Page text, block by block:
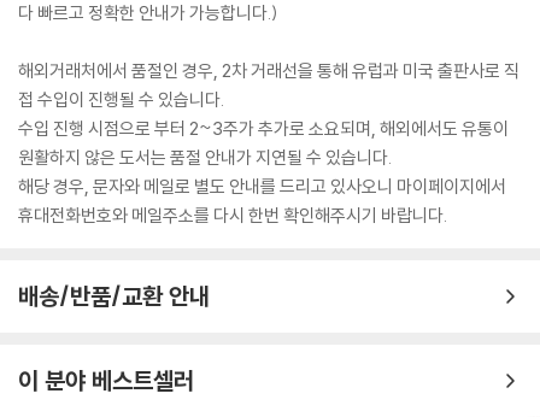
다 빠르고 정확한 안내가 가능합니다.)
해외거래처에서 품절인 경우, 2차 거래선을 통해 유럽과 미국 출판사로 직
접 수입이 진행될 수 있습니다.
수입 진행 시점으로 부터 2~3주가 추가로 소요되며, 해외에서도 유통이
원활하지 않은 도서는 품절 안내가 지연될 수 있습니다.
해당 경우, 문자와 메일로 별도 안내를 드리고 있사오니 마이페이지에서
휴대전화번호와 메일주소를 다시 한번 확인해주시기 바랍니다.
배송/반품/교환 안내
이 분야 베스트셀러